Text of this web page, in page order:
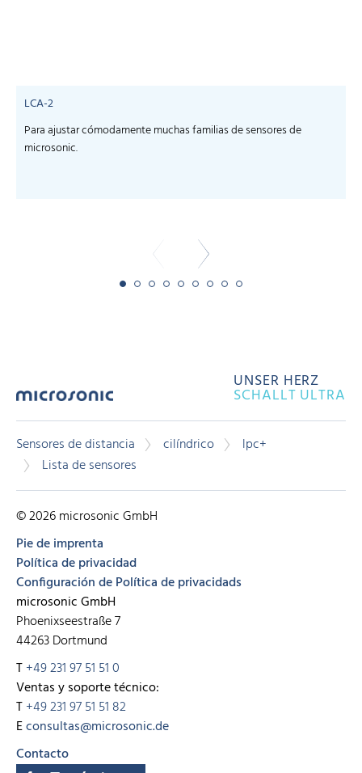
LCA-2
Para ajustar cómodamente muchas familias de sensores de
microsonic.
UNSER HERZ
SCHALLT ULTRA
Sensores de distancia cilíndrico
lpc+
Lista de sensores
© 2026 microsonic GmbH
Pie de imprenta
Política de privacidad
Configuración de Política de privacidads
microsonic GmbH
Phoenixseestraße 7
44263 Dortmund
T+49 231 97 51 51 0
Ventas y soporte técnico:
T+49 231 97 51 51 82
Econsultas@microsonic.de
Contacto